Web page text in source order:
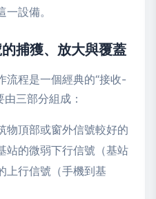
設備。
捕獲、放大與覆蓋
流程是一個經典的“接收-
三部分組成：
物頂部或窗外信號較好的
站的微弱下行信號（基站
上行信號（手機到基